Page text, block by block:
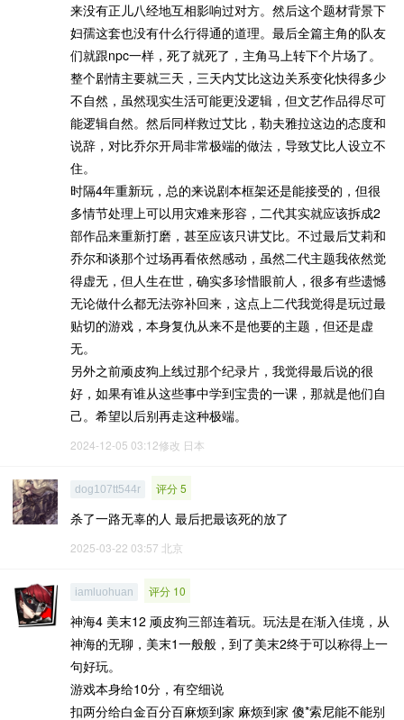
来没有正儿八经地互相影响过对方。然后这个题材背景下
妇孺这套也没有什么行得通的道理。最后全篇主角的队友
们就跟npc一样，死了就死了，主角马上转下个片场了。
整个剧情主要就三天，三天内艾比这边关系变化快得多少
不自然，虽然现实生活可能更没逻辑，但文艺作品得尽可
能逻辑自然。然后同样救过艾比，勒夫雅拉这边的态度和
说辞，对比乔尔开局非常极端的做法，导致艾比人设立不
住。
时隔4年重新玩，总的来说剧本框架还是能接受的，但很
多情节处理上可以用灾难来形容，二代其实就应该拆成2
部作品来重新打磨，甚至应该只讲艾比。不过最后艾莉和
乔尔和谈那个过场再看依然感动，虽然二代主题我依然觉
得虚无，但人生在世，确实多珍惜眼前人，很多有些遗憾
无论做什么都无法弥补回来，这点上二代我觉得是玩过最
贴切的游戏，本身复仇从来不是他要的主题，但还是虚
无。
另外之前顽皮狗上线过那个纪录片，我觉得最后说的很
好，如果有谁从这些事中学到宝贵的一课，那就是他们自
己。希望以后别再走这种极端。
2024-12-05 03:12修改 日本
dog107tt544r 评分 5
杀了一路无辜的人 最后把最该死的放了
2025-03-22 03:57 北京
iamluohuan 评分 10
神海4 美末12 顽皮狗三部连着玩。玩法是在渐入佳境，从
神海的无聊，美末1一般般，到了美末2终于可以称得上一
句好玩。
游戏本身给10分，有空细说
扣两分给白金百分百麻烦到家 麻烦到家 傻*索尼能不能别